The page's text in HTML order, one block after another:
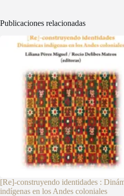
Publicaciones relacionadas
[Re]-construyendo identidades :
indígenas en los Andes coloniales